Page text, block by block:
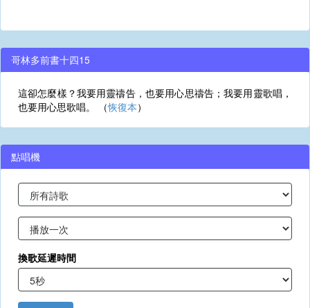
哥林多前書十四15
這卻怎麼樣？我要用靈禱告，也要用心思禱告；我要用靈歌唱，
也要用心思歌唱。 （恢復本）
點唱機
換歌延遲時間